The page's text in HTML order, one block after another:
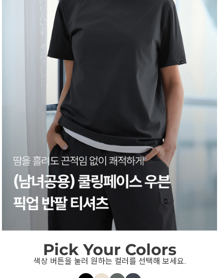
Pick Your Colors
색상 버튼을 눌러 원하는 컬러를 선택해 보세요.